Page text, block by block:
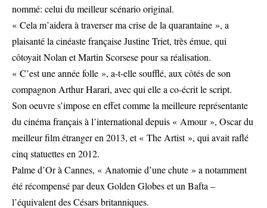
nommé: celui du meilleur scénario original.
« Cela m’aidera à traverser ma crise de la quarantaine », a
plaisanté la cinéaste française Justine Triet, très émue, qui
côtoyait Nolan et Martin Scorsese pour sa réalisation.
« C’est une année folle », a-t-elle soufflé, aux côtés de son
compagnon Arthur Harari, avec qui elle a co-écrit le script.
Son oeuvre s’impose en effet comme la meilleure représentante
du cinéma français à l’international depuis « Amour », Oscar du
meilleur film étranger en 2013, et « The Artist », qui avait raflé
cinq statuettes en 2012.
Palme d’Or à Cannes, « Anatomie d’une chute » a notamment
été récompensé par deux Golden Globes et un Bafta –
l’équivalent des Césars britanniques.